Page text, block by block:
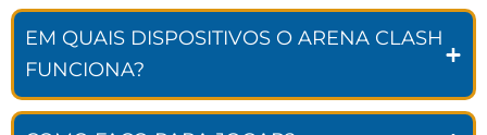
EM QUAIS DISPOSITIVOS O ARENA CLASH
FUNCIONA?